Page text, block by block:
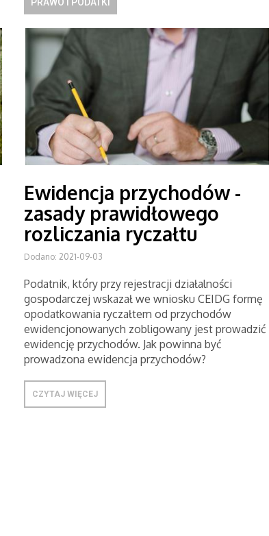
Ewidencja przychodów -
zasady prawidłowego
rozliczania ryczałtu
Dodano: 2021-09-03
Podatnik, który przy rejestracji działalności
gospodarczej wskazał we wniosku CEIDG formę
opodatkowania ryczałtem od przychodów
ewidencjonowanych zobligowany jest prowadzić
ewidencję przychodów. Jak powinna być
prowadzona ewidencja przychodów?
CZYTAJ WIĘCEJ